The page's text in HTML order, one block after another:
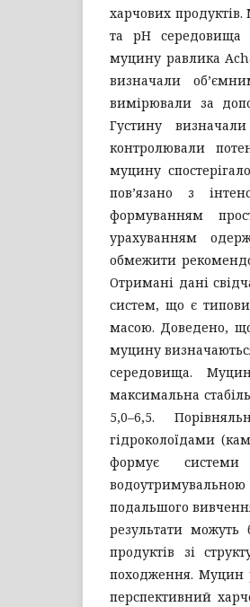
харчових
та рН середовища
муцину равлика
визначали
вимірювали за
Густину
контролювали
муцину
пов’язано з
формуванням
урахуванням
обмежити
Отримані дані
систем, що є
масою. Доведено, що
муцину
середовища.
максимальна
5,0–6,5.
гідроколоїдами
формує
подальшого
результати можуть
продуктів зі
походження. Муцин
перспективний